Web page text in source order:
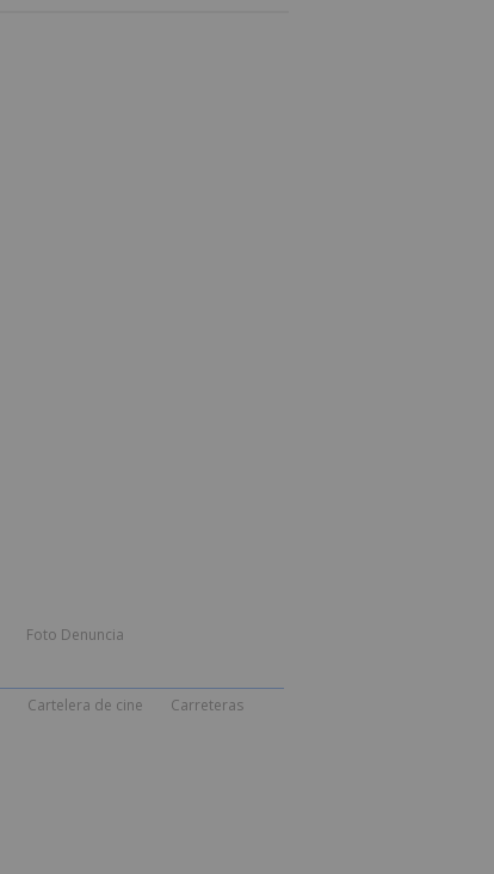
Foto Denuncia
Cartelera de cine Carreteras